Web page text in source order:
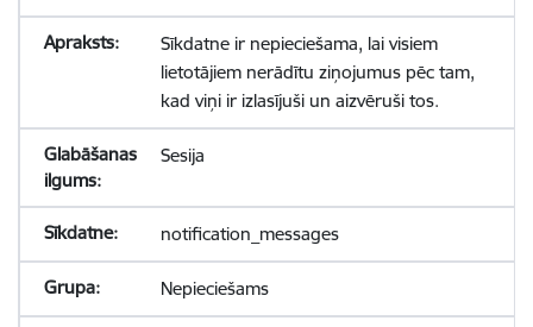
Sīkdatne ir nepieciešama, lai visiem
lietotājiem nerādītu ziņojumus pēc tam,
kad viņi ir izlasījuši un aizvēruši tos.
Sesija
notification_messages
Nepieciešams